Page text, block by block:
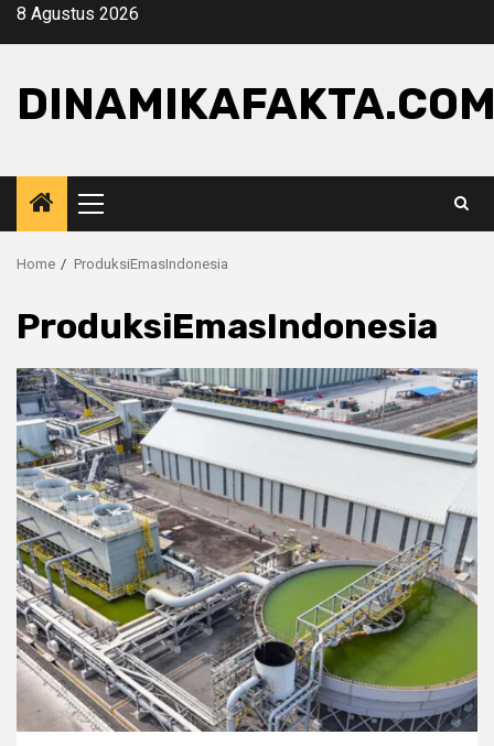
Skip8 Agustus 2026
Primary
Menu
Home ProduksiEmasIndonesia
ProduksiEmasIndonesia